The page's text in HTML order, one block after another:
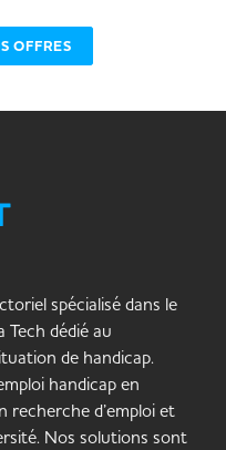
OFFRES
spécialisé dans le
Tech dédié au
de handicap.
handicap en
d’emploi et
Nos solutions sont